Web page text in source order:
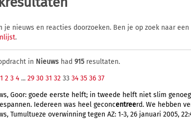
je nieuws en reacties doorzoeken. Ben je op zoek naar
.
in Nieuws had 915 resultaten.
1 2 3 4 ... 29 30 31 32 33 34 35 36 37
Goor: goede eerste helft; in tweede helft niet slim
Iedereen was heel geconcentreerd. We hebben
Tumultueze overwinning tegen AZ: 1-3, 26 januari 2005,